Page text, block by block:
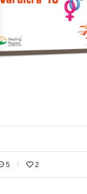
5 2